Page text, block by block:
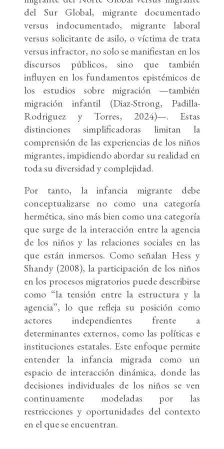
del Sur Global, migrante documentado
versus indocumentado, migrante laboral
versus solicitante de asilo, o víctima de trata
versus infractor, no solo se manifiestan en los
discursos públicos, sino que también
influyen en los fundamentos epistémicos de
los estudios sobre migración —también
migración infantil (Diaz-Strong, Padilla-
Rodriguez y Torres, 2024)—. Estas
distinciones simplificadoras limitan la
comprensión de las experiencias de los niños
migrantes, impidiendo abordar su realidad en
toda su diversidad y complejidad.
Por tanto, la infancia migrante debe
conceptualizarse no como una categoría
hermética, sino más bien como una categoría
que surge de la interacción entre la agencia
de los niños y las relaciones sociales en las
que están inmersos. Como señalan Hess y
Shandy (2008), la participación de los niños
en los procesos migratorios puede describirse
como “la tensión entre la estructura y la
agencia”, lo que refleja su posición como
actores independientes frente a
determinantes externos, como las políticas e
instituciones estatales. Este enfoque permite
entender la infancia migrada como un
espacio de interacción dinámica, donde las
decisiones individuales de los niños se ven
continuamente modeladas por las
restricciones y oportunidades del contexto
en el que se encuentran.